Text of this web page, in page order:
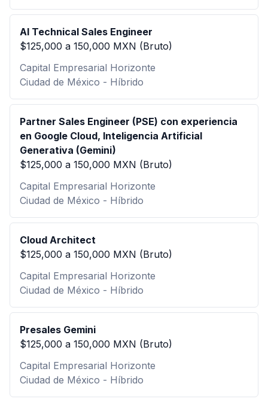
AI Technical Sales Engineer
$125,000 a 150,000 MXN (Bruto)
Capital Empresarial Horizonte
Ciudad de México - Híbrido
Partner Sales Engineer (PSE) con experiencia
en Google Cloud, Inteligencia Artificial
Generativa (Gemini)
$125,000 a 150,000 MXN (Bruto)
Capital Empresarial Horizonte
Ciudad de México - Híbrido
Cloud Architect
$125,000 a 150,000 MXN (Bruto)
Capital Empresarial Horizonte
Ciudad de México - Híbrido
Presales Gemini
$125,000 a 150,000 MXN (Bruto)
Capital Empresarial Horizonte
Ciudad de México - Híbrido